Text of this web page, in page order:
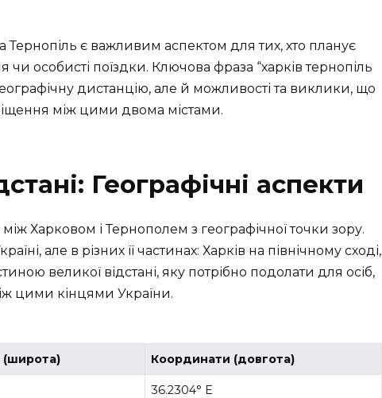
Тернопіль є важливим аспектом для тих, хто планує
особисті поїздки. Ключова фраза “харків тернопіль
дистанцію, але й можливості та виклики, що
між цими двома містами.
Географічні аспекти
Харковом і Тернополем з географічної точки зору.
але в різних її частинах: Харків на північному сході,
великої відстані, яку потрібно подолати для осіб,
цими кінцями України.
(широта) Координати (довгота)
36.2304° E